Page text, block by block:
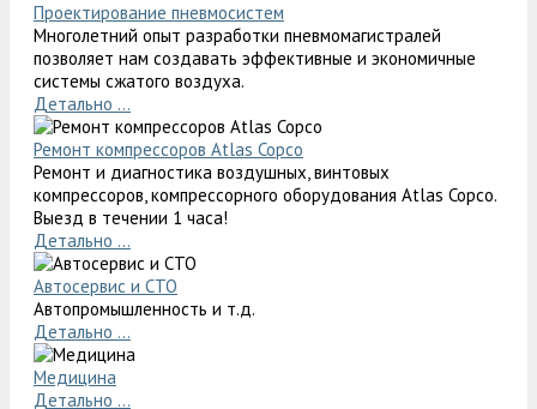
Проектирование пневмосистем
Многолетний опыт разработки пневмомагистралей
позволяет нам создавать эффективные и экономичные
системы сжатого воздуха.
Детально ...
Ремонт компрессоров Atlas Copco
Ремонт и диагностика воздушных, винтовых
компрессоров, компрессорного оборудования Atlas Copco.
Выезд в течении 1 часа!
Детально ...
Автосервис и СТО
Автопромышленность и т.д.
Детально ...
Медицина
Детально ...